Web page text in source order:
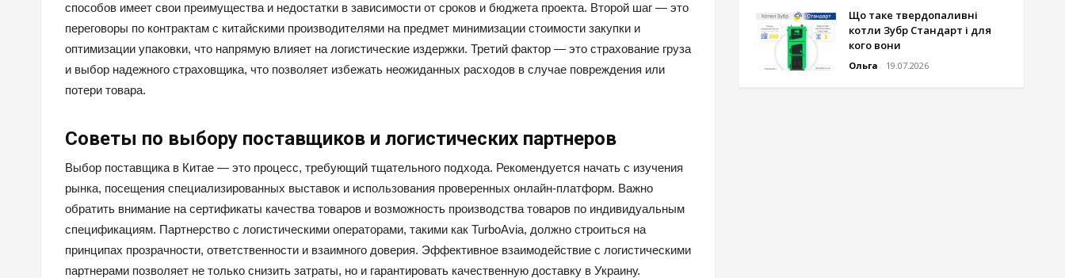
способов имеет свои преимущества и недостатки в зависимости от сроков и бюджета проекта. Второй шаг — это
переговоры по контрактам с китайскими производителями на предмет минимизации стоимости закупки и
оптимизации упаковки, что напрямую влияет на логистические издержки. Третий фактор — это страхование груза
и выбор надежного страховщика, что позволяет избежать неожиданных расходов в случае повреждения или
потери товара.
Советы по выбору поставщиков и логистических партнеров
Выбор поставщика в Китае — это процесс, требующий тщательного подхода. Рекомендуется начать с изучения
рынка, посещения специализированных выставок и использования проверенных онлайн-платформ. Важно
обратить внимание на сертификаты качества товаров и возможность производства товаров по индивидуальным
спецификациям. Партнерство с логистическими операторами, такими как TurboAvia, должно строиться на
принципах прозрачности, ответственности и взаимного доверия. Эффективное взаимодействие с логистическими
партнерами позволяет не только снизить затраты, но и гарантировать качественную доставку в Украину.
Що таке твердопаливні
котли Зубр Стандарт і для
кого вони
Ольга 19.07.2026